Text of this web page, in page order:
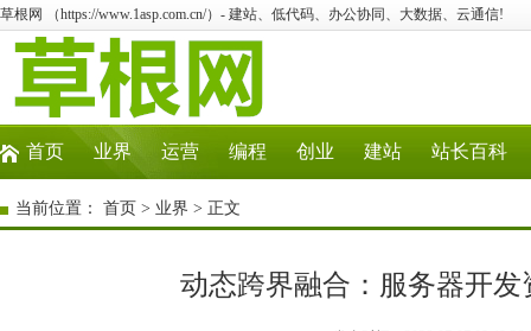
草根网 （https://www.1asp.com.cn/）- 建站、低代码、办公协同、大数据、云通信!
首页 业界 运营 编程 创业 建站 站长百科
当前位置： 首页 > 业界 > 正文
动态跨界融合：服务器开